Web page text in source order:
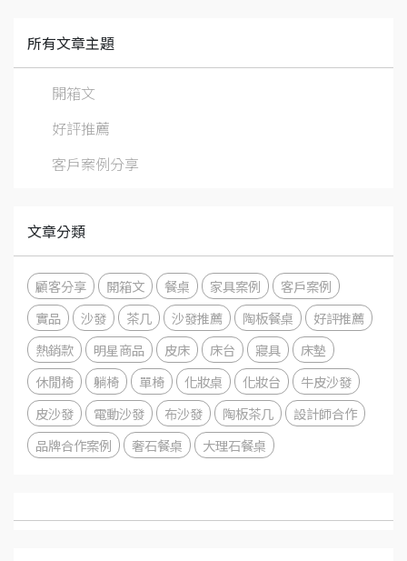
所有文章主題
開箱文
好評推薦
客戶案例分享
文章分類
顧客分享 開箱文 餐桌 家具案例
客戶案例
實品
沙發 茶几 沙發推薦 陶板餐桌
好評推薦
熱銷款
明星商品 皮床 床台 寢具
床墊
休閒椅
躺椅 單椅 化妝桌 化妝台
牛皮沙發
皮沙發
電動沙發 布沙發 陶板茶几
設計師合作
品牌合作案例
奢石餐桌 大理石餐桌